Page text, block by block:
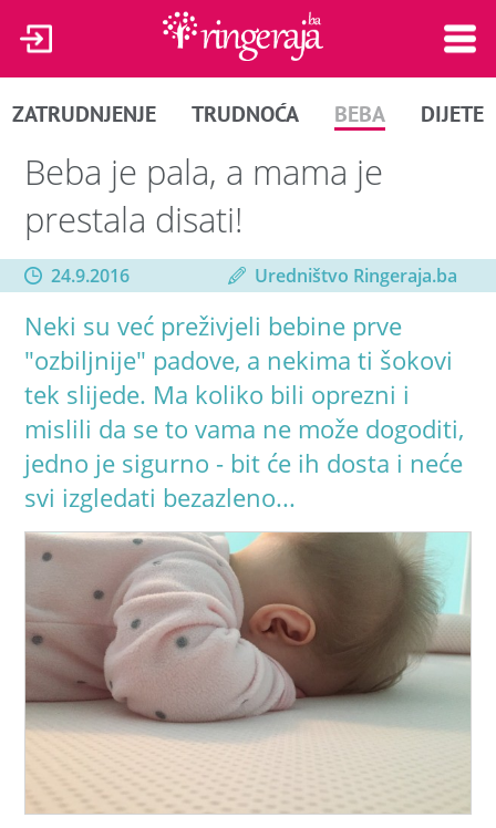
ZATRUDNJENJE TRUDNOĆA BEBA DIJETE
Beba je pala, a mama je
prestala disati!
24.9.2016 Uredništvo Ringeraja.ba
Neki su već preživjeli bebine prve
"ozbiljnije" padove, a nekima ti šokovi
tek slijede. Ma koliko bili oprezni i
mislili da se to vama ne može dogoditi,
jedno je sigurno - bit će ih dosta i neće
svi izgledati bezazleno...